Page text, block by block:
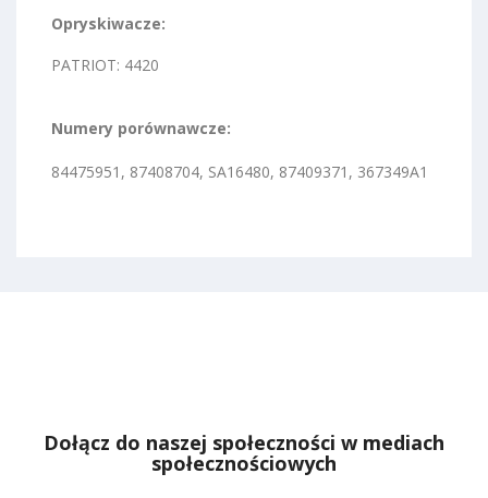
Opryskiwacze:
PATRIOT: 4420
Numery porównawcze:
84475951, 87408704, SA16480, 87409371, 367349A1
Dołącz do naszej społeczności w mediach
społecznościowych